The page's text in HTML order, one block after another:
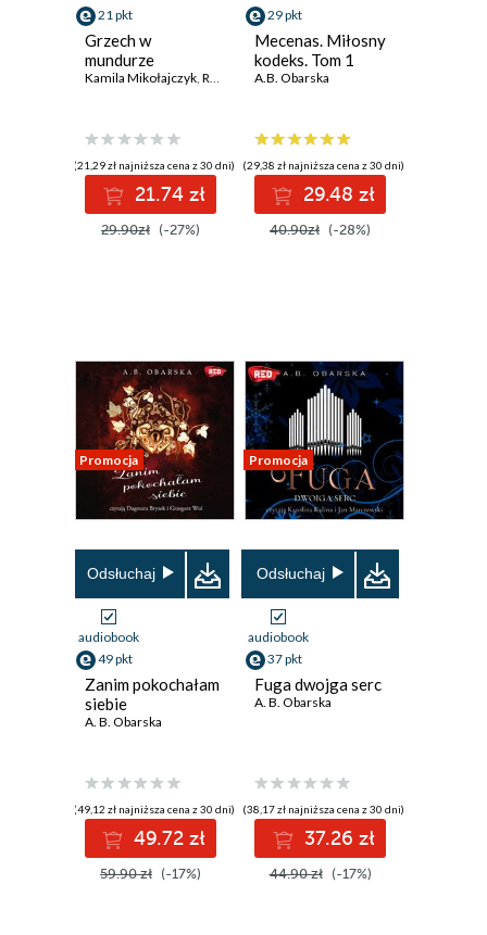
21 pkt
Grzech w
mundurze
Kamila Mikołajczyk, Riva Scott ,Kinga Godurowska
(21,29 zł najniższa cena z 30 dni)
21.74 zł
29.90zł (-27%)
29 pkt
Mecenas. Miłosny
kodeks. Tom 1
A.B. Obarska
(29,38 zł najniższa cena z 30 dni)
29.48 zł
40.90zł (-28%)
Promocja
Odsłuchaj
audiobook
49 pkt
Zanim pokochałam
siebie
A. B. Obarska
(49,12 zł najniższa cena z 30 dni)
49.72 zł
59.90 zł (-17%)
Promocja
Odsłuchaj
audiobook
37 pkt
Fuga dwojga serc
A. B. Obarska
(38,17 zł najniższa cena z 30 dni)
37.26 zł
44.90 zł (-17%)